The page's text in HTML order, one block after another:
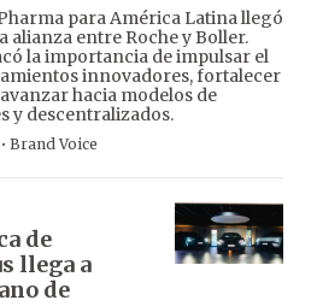
para América Latina llegó
alianza entre Roche y Boller.
la importancia de impulsar el
innovadores, fortalecer
hacia modelos de
y descentralizados.
· Brand Voice
de
llega a
de